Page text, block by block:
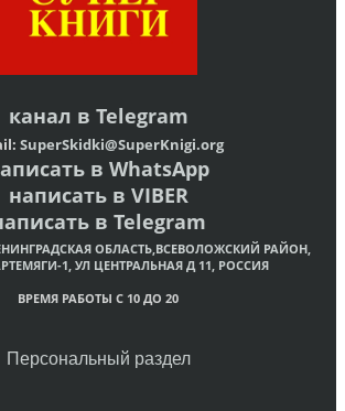
канал в Telegram
SuperSkidki@SuperKnigi.org
в WhatsApp
написать в VIBER
в Telegram
ОБЛАСТЬ,ВСЕВОЛОЖСКИЙ РАЙОН,
1, УЛ ЦЕНТРАЛЬНАЯ Д 11, РОССИЯ
ВРЕМЯ РАБОТЫ С 10 ДО 20
Персональный раздел